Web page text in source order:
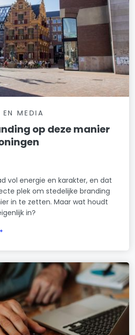
MEDIA
op deze manier
vol energie en karakter, en dat
plek om stedelijke branding
in te zetten. Maar wat houdt
in?